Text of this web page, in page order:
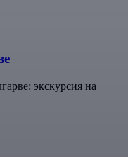
экскурсия на